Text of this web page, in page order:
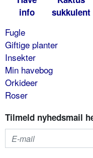
info
sukkulent
Fugle
Giftige planter
Insekter
Min havebog
Orkideer
Roser
Tilmeld nyhedsmail